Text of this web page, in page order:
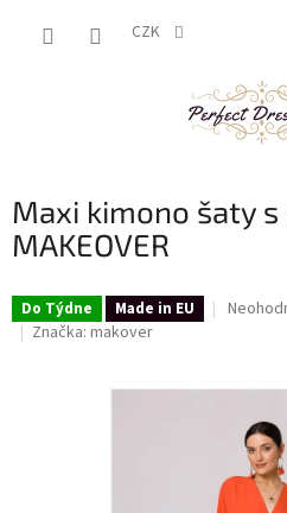
CZK
Maxi kimono šaty s
MAKEOVER
Do Týdne Made in EU
0,0
Značka: makover